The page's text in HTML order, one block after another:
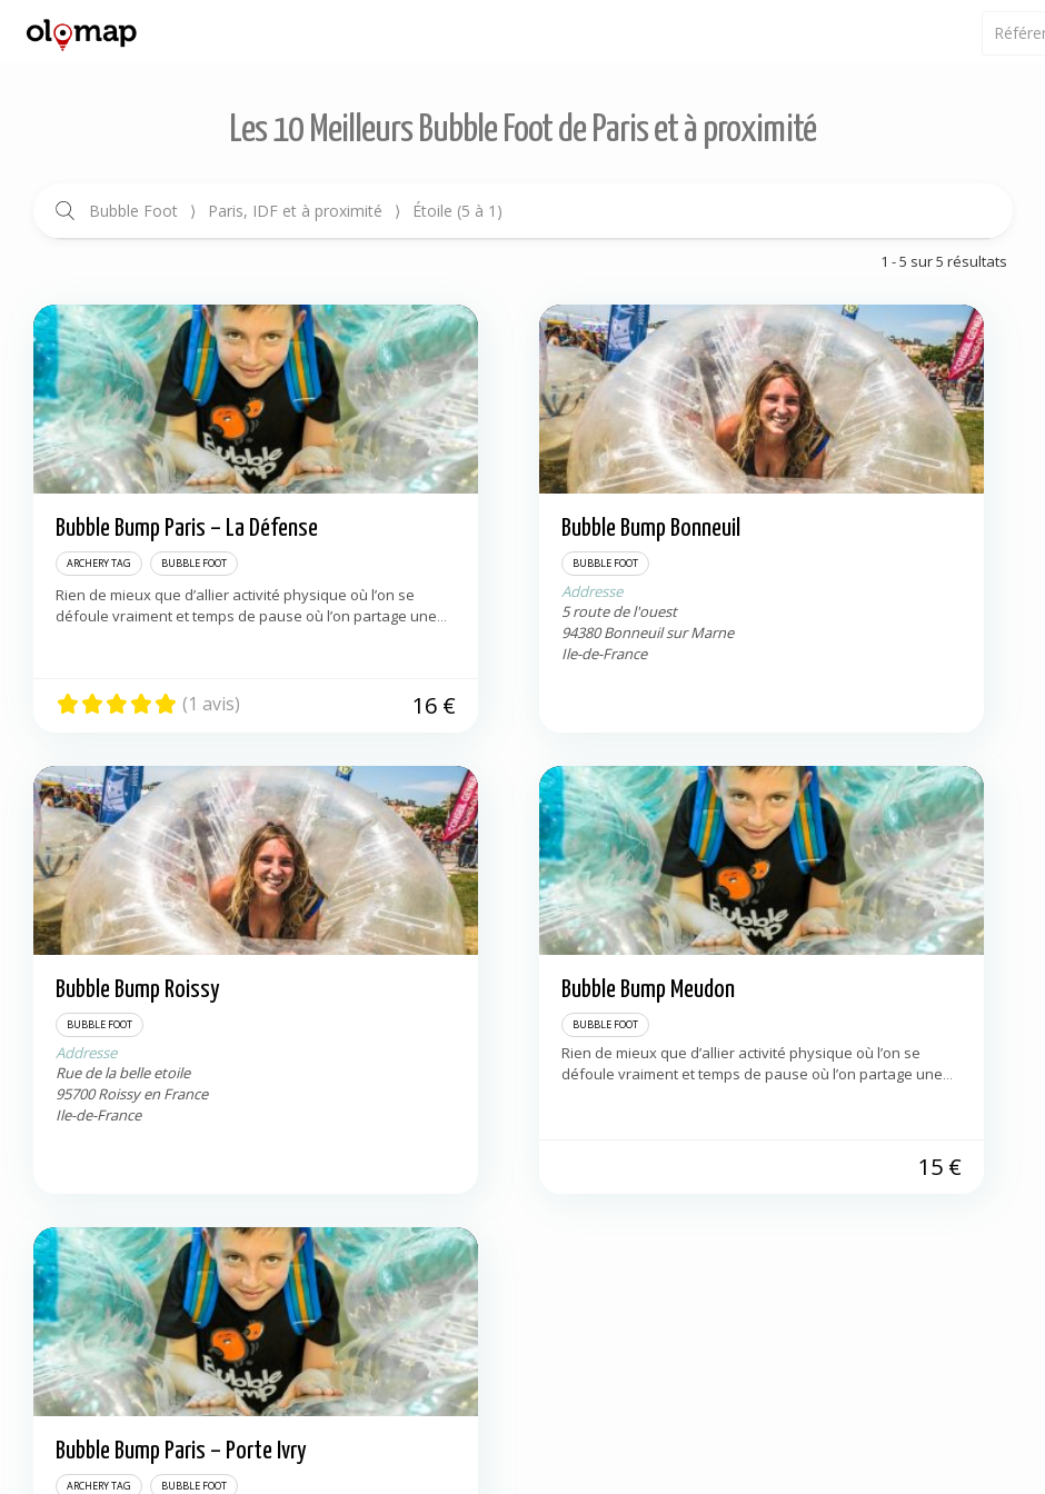
Les 10 Meilleurs Bubble Foot de Paris et à proximité
Bubble Foot ⟩ Paris, IDF et à proximité ⟩ Étoile (5 à 1)
1 - 5 sur 5 résultats
Bubble Bump Paris – La Défense
ARCHERY TAG BUBBLE FOOT
Rien de mieux que d’allier activité physique où l’on se
défoule vraiment et temps de pause où l’on partage une
(1 avis) 16 €
Bubble Bump Bonneuil
BUBBLE FOOT
Addresse
5 route de l'ouest
94380 Bonneuil sur Marne
Ile-de-France
Bubble Bump Roissy
BUBBLE FOOT
Addresse
Rue de la belle etoile
95700 Roissy en France
Ile-de-France
Bubble Bump Meudon
BUBBLE FOOT
Rien de mieux que d’allier activité physique où l’on se
défoule vraiment et temps de pause où l’on partage une
15 €
Bubble Bump Paris – Porte Ivry
ARCHERY TAG BUBBLE FOOT